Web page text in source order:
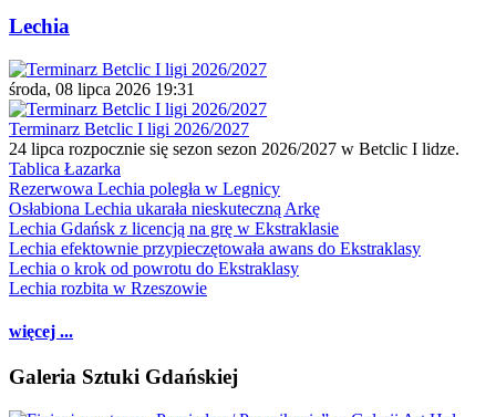
Lechia
środa, 08 lipca 2026 19:31
Terminarz Betclic I ligi 2026/2027
24 lipca rozpocznie się sezon sezon 2026/2027 w Betclic I lidze.
Tablica Łazarka
Rezerwowa Lechia poległa w Legnicy
Osłabiona Lechia ukarała nieskuteczną Arkę
Lechia Gdańsk z licencją na grę w Ekstraklasie
Lechia efektownie przypieczętowała awans do Ekstraklasy
Lechia o krok od powrotu do Ekstraklasy
Lechia rozbita w Rzeszowie
więcej ...
Galeria Sztuki Gdańskiej